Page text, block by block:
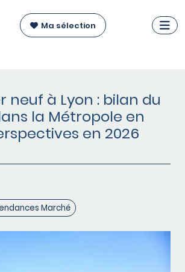
Ma sélection
neuf à Lyon : bilan du
la Métropole en
en 2026
Marché